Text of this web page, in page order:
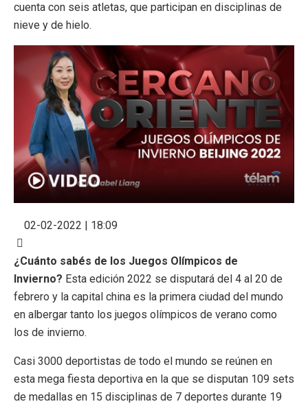
cuenta con seis atletas, que participan en disciplinas de
nieve y de hielo.
02-02-2022 | 18:09
¿Cuánto sabés de los Juegos Olímpicos de
Invierno? Esta edición 2022 se disputará del 4 al 20 de
febrero y la capital china es la primera ciudad del mundo
en albergar tanto los juegos olímpicos de verano como
los de invierno.
Casi 3000 deportistas de todo el mundo se reúnen en
esta mega fiesta deportiva en la que se disputan 109 sets
de medallas en 15 disciplinas de 7 deportes durante 19